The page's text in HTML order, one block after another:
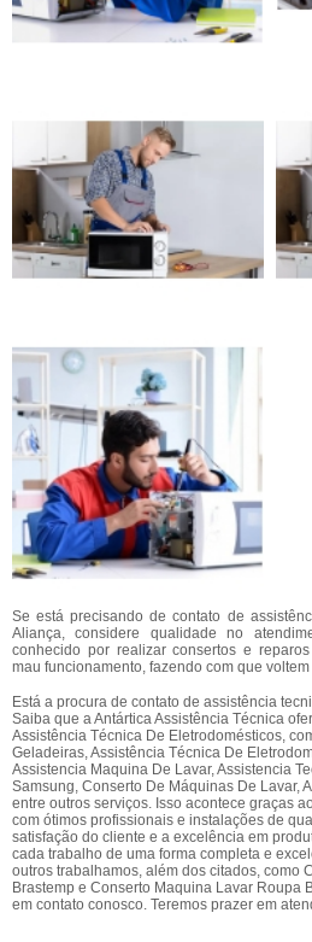
Se está precisando de contato de
Aliança, considere qualidade no
conhecido por realizar consertos e
mau funcionamento, fazendo com que
Está a procura de contato de assistência
Saiba que a Antártica Assistência Técnica
Assistência Técnica De Eletrodomésticos,
Geladeiras, Assistência Técnica De
Assistencia Maquina De Lavar, Assistencia
Samsung, Conserto De Máquinas De Lavar,
entre outros serviços. Isso acontece graças
com ótimos profissionais e instalações de
satisfação do cliente e a excelência em
cada trabalho de uma forma completa e
outros trabalhamos, além dos citados, como
Brastemp e Conserto Maquina Lavar Roupa
em contato conosco. Teremos prazer em